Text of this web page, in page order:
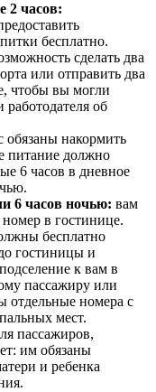
2 часов:
бесплатно.
сделать два
или отправить два
чтобы вы могли
об
обязаны накормить
питание должно
6 часов в дневное
6 часов ночью: вам
номер в гостинице.
бесплатно
гостиницы и
к вам в
пассажиру или
отдельные номера с
мест.
пассажиров,
им обязаны
и ребенка